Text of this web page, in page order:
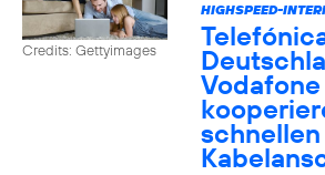
Credits: Gettyimages
HIGHSPEED-
Vodafone
schnellen